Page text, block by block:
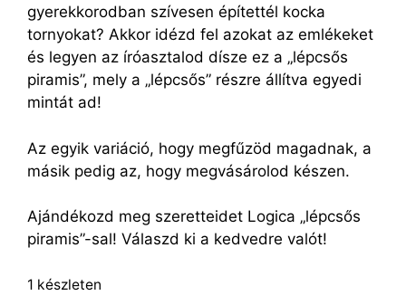
gyerekkorodban szívesen építettél kocka
tornyokat? Akkor idézd fel azokat az emlékeket
és legyen az íróasztalod dísze ez a „lépcsős
piramis”, mely a „lépcsős” részre állítva egyedi
mintát ad!
Az egyik variáció, hogy megfűzöd magadnak, a
másik pedig az, hogy megvásárolod készen.
Ajándékozd meg szeretteidet Logica „lépcsős
piramis”-sal! Válaszd ki a kedvedre valót!
1 készleten